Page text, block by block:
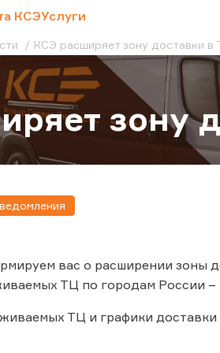
КСЭУслуги
КСЭ расширяет зону доставки в
зону
вас о расширении зоны
ТЦ по городам России –
ТЦ и графики